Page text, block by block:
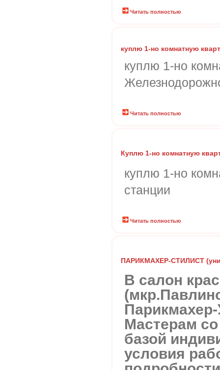
Читать полностью
куплю 1-но комнатную
куплю 1-но
Читать полностью
Куплю 1-но комнатную
куплю 1-но
станции
Читать полностью
ПАРИКМАХЕР-СТИЛИСТ
В салон
Мастерам
базой
условия